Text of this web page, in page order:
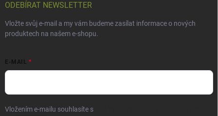
ODEBÍRAT NEWSLETTER
Vložte svůj e-mail a my vám budeme zasílat informace o nových
produktech na našem e-shopu.
E-MAIL
Vložením e-mailu souhlasíte s